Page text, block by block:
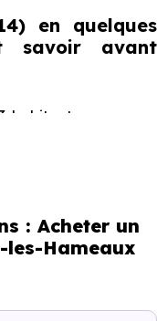
en quelques
savoir avant
habitants, avec une
19.58 % de
d'enfants. Un profil
sur la
de biens les
: Acheter un
Hameaux